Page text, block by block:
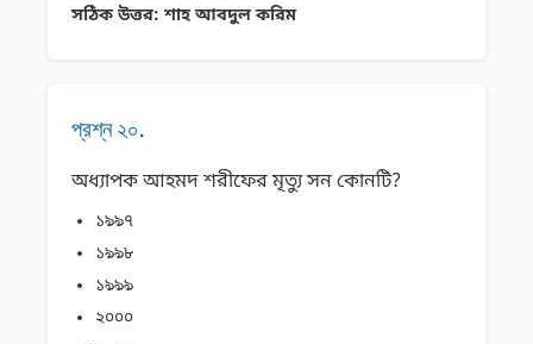
সঠিক উত্তর: শাহ আবদুল করিম
প্রশ্ন ২০.
অধ্যাপক আহমদ শরীফের মৃত্যু সন কোনটি?
১৯৯৭
১৯৯৮
১৯৯৯
২০০০